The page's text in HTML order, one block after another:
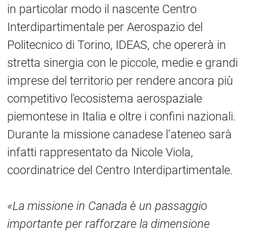
in particolar modo il nascente Centro
Interdipartimentale per Aerospazio del
Politecnico di Torino, IDEAS, che opererà in
stretta sinergia con le piccole, medie e grandi
imprese del territorio per rendere ancora più
competitivo l'ecosistema aerospaziale
piemontese in Italia e oltre i confini nazionali.
Durante la missione canadese l’ateneo sarà
infatti rappresentato da Nicole Viola,
coordinatrice del Centro Interdipartimentale.
«La missione in Canada è un passaggio
importante per rafforzare la dimensione